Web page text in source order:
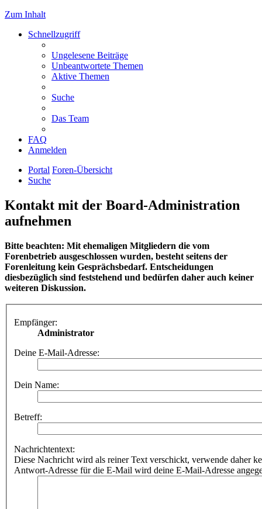
Zum Inhalt
Schnellzugriff
Ungelesene Beiträge
Unbeantwortete Themen
Aktive Themen
Suche
Das Team
FAQ
Anmelden
Portal Foren-Übersicht
Suche
Kontakt mit der Board-Administration
aufnehmen
Bitte beachten: Mit ehemaligen Mitgliedern die vom
Forenbetrieb ausgeschlossen wurden, besteht seitens der
Forenleitung kein Gesprächsbedarf. Entscheidungen
diesbezüglich sind feststehend und bedürfen daher auch keiner
weiteren Diskussion.
Empfänger:
Administrator
Deine E-Mail-Adresse:
Dein Name:
Betreff:
Nachrichtentext:
Diese Nachricht wird als reiner Text verschickt, verwende daher
Antwort-Adresse für die E-Mail wird deine E-Mail-Adresse